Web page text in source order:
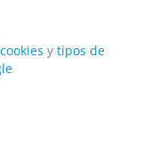
y tipos de